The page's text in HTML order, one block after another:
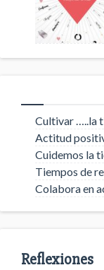
Cultivar …..la
Actitud
Cuidemos la
Tiempos de
Colabora en
Reflexiones